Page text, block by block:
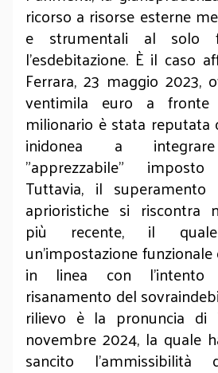
ricorso a risorse esterne
e strumentali al solo
l'esdebitazione. È il caso
Ferrara, 23 maggio 2023,
ventimila euro a
milionario è stata reputata
inidonea a
"apprezzabile"
Tuttavia, il
aprioristiche si riscontra
più recente, il
un'impostazione
in linea con
risanamento del
rilievo è la pronuncia di
novembre 2024, la quale
sancito l'ammissibilità